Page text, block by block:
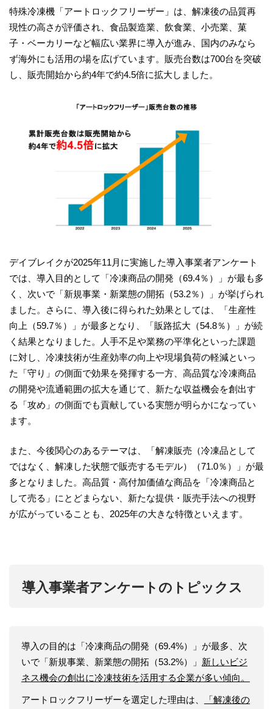
特殊冷凍機「アートロックフリーザー」は、解凍後の品質再
現性の高さが評価され、食品製造業、飲食業、小売業、菓
子・ベーカリーなど幅広い業界に導入が進み、国内のみなら
ず海外にも活用の場を広げています。販売台数は700台を突破
し、販売開始から約4年で約4.5倍に拡大しました。
デイブレイクが2025年11月に実施した導入事業者アンケート
では、導入目的として「冷凍商品の開発（69.4％）」が最も多
く、次いで「新規事業・新業態の開拓（53.2％）」が挙げられ
ました。さらに、導入後に得られた効果としては、「生産性
向上（59.7％）」が最多となり、「販路拡大（54.8％）」が続
く結果となりました。人手不足や業務の平準化といった課題
に対し、冷凍技術が生産効率の向上や現場負荷の軽減といっ
た「守り」の側面で効果を発揮する一方、高品質な冷凍商品
の開発や流通範囲の拡大を通じて、新たな収益機会を創出す
る「攻め」の側面でも貢献している実態が明らかになってい
ます。
また、今後関心のあるテーマは、「解凍販売（冷凍品として
ではなく、解凍した状態で販売するモデル）（71.0％）」が最
多となりました。高品質・高付加価値な商品を「冷凍商品と
して売る」にとどまらない、新たな提供・販売手法への視野
が広がっていることも、2025年の大きな特徴といえます。
導入事業者アンケートのトピックス
導入の目的は「冷凍商品の開発（69.4%）」が最多、次
いで「新規事業、新業態の開拓（53.2%）」 新しいビジ
ネス機会の創出に冷凍技術を活用する企業が多い傾向。
アートロックフリーザーを選定した理由は、
「解凍後の